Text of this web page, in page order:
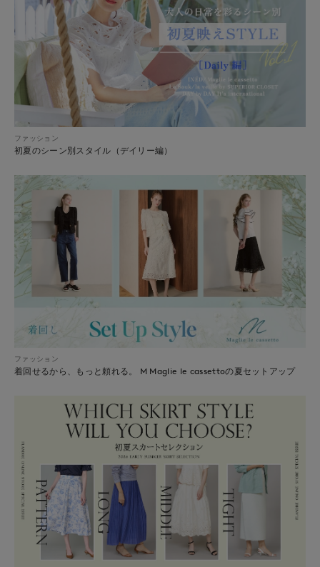
ファッション
初夏のシーン別スタイル（デイリー編）
ファッション
着回せるから、もっと頼れる。 M Maglie le cassettoの夏セットアップ